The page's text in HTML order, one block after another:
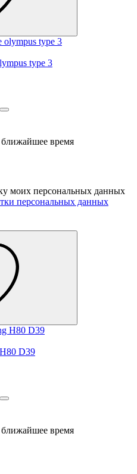
type 3
ближайшее время
моих персональных данных
персональных данных
D39
ближайшее время